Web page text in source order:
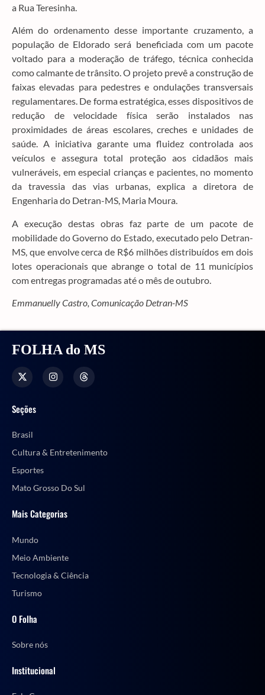
a Rua Teresinha.
Além do ordenamento desse importante cruzamento, a
população de Eldorado será beneficiada com um pacote
voltado para a moderação de tráfego, técnica conhecida
como calmante de trânsito. O projeto prevê a construção de
faixas elevadas para pedestres e ondulações transversais
regulamentares. De forma estratégica, esses dispositivos de
redução de velocidade física serão instalados nas
proximidades de áreas escolares, creches e unidades de
saúde. A iniciativa garante uma fluidez controlada aos
veículos e assegura total proteção aos cidadãos mais
vulneráveis, em especial crianças e pacientes, no momento
da travessia das vias urbanas, explica a diretora de
Engenharia do Detran-MS, Maria Moura.
A execução destas obras faz parte de um pacote de
mobilidade do Governo do Estado, executado pelo Detran-
MS, que envolve cerca de R$6 milhões distribuídos em dois
lotes operacionais que abrange o total de 11 municípios
com entregas programadas até o mês de outubro.
Emmanuelly Castro, Comunicação Detran-MS
FOLHA do MS
Seções
Brasil
Cultura & Entretenimento
Esportes
Mato Grosso Do Sul
Mais Categorias
Mundo
Meio Ambiente
Tecnologia & Ciência
Turismo
O Folha
Sobre nós
Institucional